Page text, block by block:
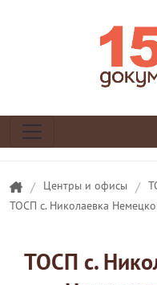
/ Центры и офисы /
ТОСП с. Николаевка
ТОСП с.